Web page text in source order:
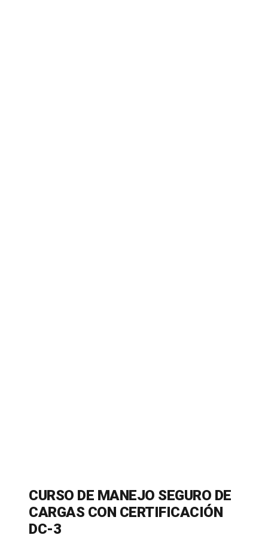
CURSO DE MANEJO SEGURO DE
CARGAS CON CERTIFICACIÓN
DC-3